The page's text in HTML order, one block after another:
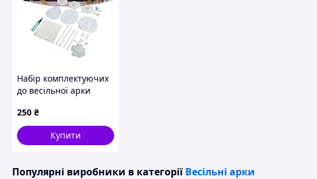
Набір комплектуючих
до весільної арки
250 ₴
Купити
Популярні виробники в категорії Весільні арки